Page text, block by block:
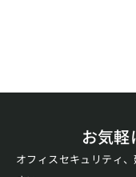
お気軽
オフィスセキュリティ